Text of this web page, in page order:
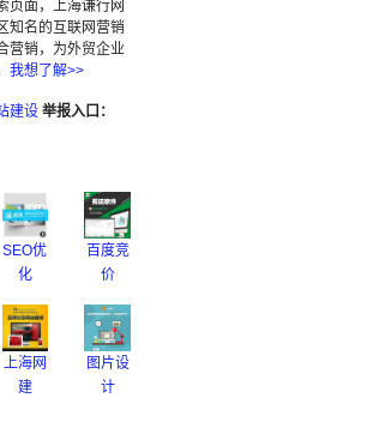
页面，上海谦行网
知名的互联网营销
营销，为外贸企业
我想了解>>
建设 举报入口：
SEO优
化
百度竞
价
上海网
建
图片设
计